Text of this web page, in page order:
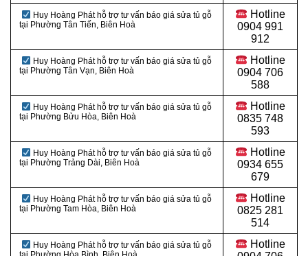
Huy Hoàng Phát hỗ trợ tư vấn báo giá sửa tủ gỗ
tại Phường Tân Tiến, Biên Hoà
Hotline
0904 991
912
Huy Hoàng Phát hỗ trợ tư vấn báo giá sửa tủ gỗ
tại Phường Tân Vạn, Biên Hoà
Hotline
0904 706
588
Huy Hoàng Phát hỗ trợ tư vấn báo giá sửa tủ gỗ
tại Phường Bửu Hòa, Biên Hoà
Hotline
0835 748
593
Huy Hoàng Phát hỗ trợ tư vấn báo giá sửa tủ gỗ
tại Phường Trảng Dài, Biên Hoà
Hotline
0934 655
679
Huy Hoàng Phát hỗ trợ tư vấn báo giá sửa tủ gỗ
tại Phường Tam Hòa, Biên Hoà
Hotline
0825 281
514
Huy Hoàng Phát hỗ trợ tư vấn báo giá sửa tủ gỗ
Hotline